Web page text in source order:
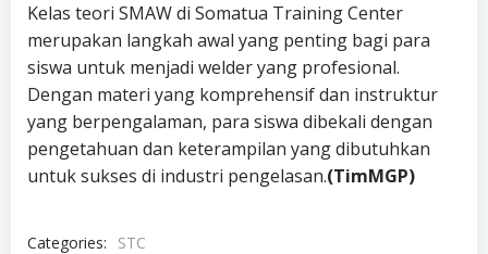
Kelas teori SMAW di Somatua Training Center
merupakan langkah awal yang penting bagi para
siswa untuk menjadi welder yang profesional.
Dengan materi yang komprehensif dan instruktur
yang berpengalaman, para siswa dibekali dengan
pengetahuan dan keterampilan yang dibutuhkan
untuk sukses di industri pengelasan.(TimMGP)
Categories:
STC